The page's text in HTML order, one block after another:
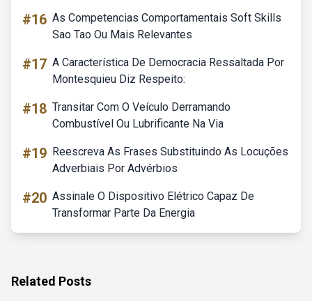
#16 As Competencias Comportamentais Soft Skills
Sao Tao Ou Mais Relevantes
#17 A Característica De Democracia Ressaltada Por
Montesquieu Diz Respeito:
#18 Transitar Com O Veículo Derramando
Combustível Ou Lubrificante Na Via
#19 Reescreva As Frases Substituindo As Locuções
Adverbiais Por Advérbios
#20 Assinale O Dispositivo Elétrico Capaz De
Transformar Parte Da Energia
Related Posts